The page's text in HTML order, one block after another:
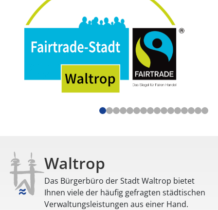
Waltrop
Das Bürgerbüro der Stadt Waltrop bietet
Ihnen viele der häufig gefragten städtischen
Verwaltungsleistungen aus einer Hand.